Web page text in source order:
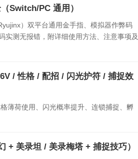
Switch/PC 通用）
）双平台通用金手指、模拟器作弊码
实测无报错，附详细使用方法、注意事项及
/ 性格 / 配招 / 闪光护符 / 捕捉效
薄荷使用、闪光概率提升、连锁捕捉、孵
+ 美录坦 / 美录梅塔 + 捕捉技巧）